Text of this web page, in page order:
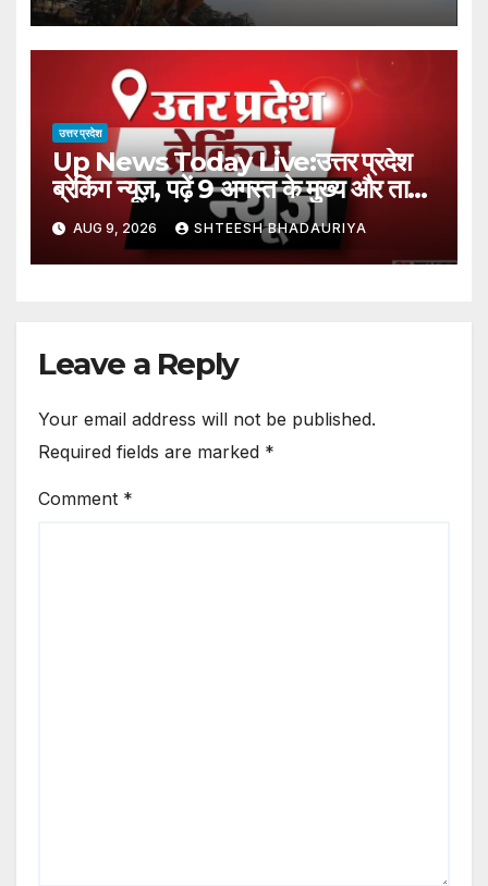
Love
उत्तर प्रदेश
Up News Today Live:उत्तर प्रदेश
ब्रेकिंग न्यूज़, पढ़ें 9 अगस्त के मुख्य और ताजा
समाचार – Up Breaking News Live
Updates: Uttar Pradesh
Latest News Today In Hindi 9
AUG 9, 2026 SHTEESH BHADAURIYA
Leave a Reply
Your email address will not be published.
Required fields are marked *
Comment *